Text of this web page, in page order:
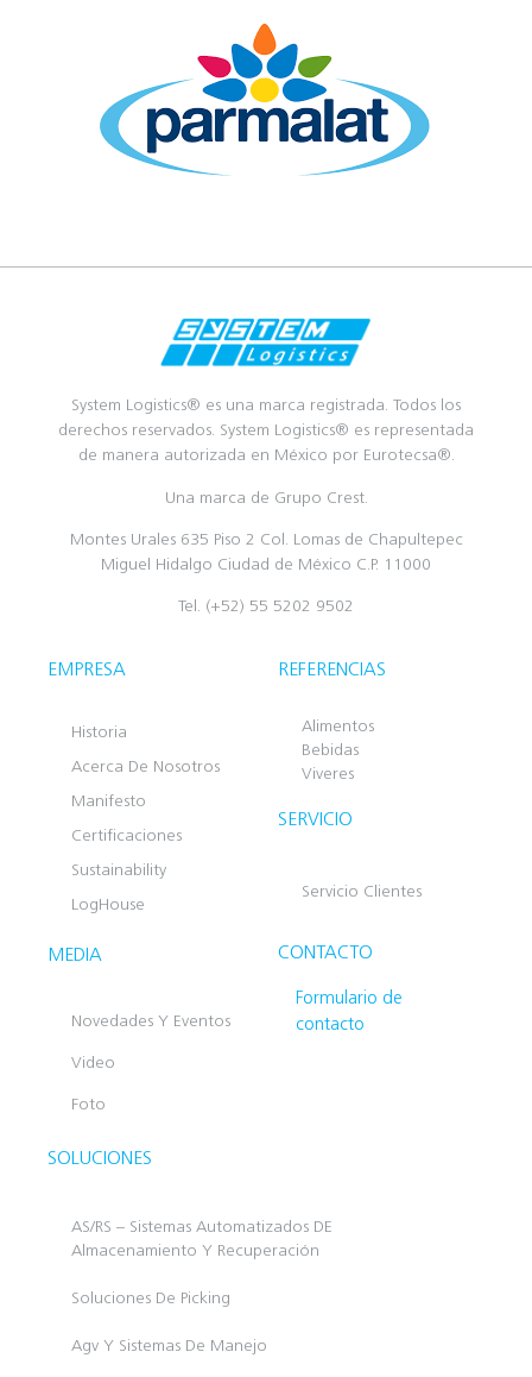
System Logistics® es una marca registrada. Todos los
derechos reservados. System Logistics® es representada
de manera autorizada en México por Eurotecsa®.
Una marca de Grupo Crest.
Montes Urales 635 Piso 2 Col. Lomas de Chapultepec
Miguel Hidalgo Ciudad de México C.P. 11000
Tel. (+52) 55 5202 9502
EMPRESA
Historia
Acerca De Nosotros
Manifesto
Certificaciones
Sustainability
LogHouse
MEDIA
Novedades Y Eventos
Video
Foto
REFERENCIAS
Alimentos
Bebidas
Viveres
SERVICIO
Servicio Clientes
CONTACTO
Formulario de
contacto
SOLUCIONES
AS/RS – Sistemas Automatizados DE
Almacenamiento Y Recuperación
Soluciones De Picking
Agv Y Sistemas De Manejo